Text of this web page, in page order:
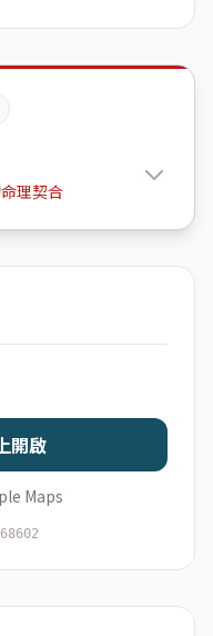
理契合
凱撒假期
辰
不會儲存於伺服器
開啟
Maps